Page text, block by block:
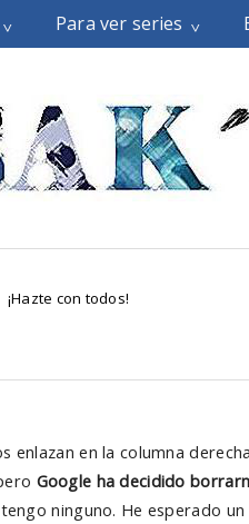
Para ver series
¡Hazte con todos!
enlazan en la columna
Google ha decidido
ninguno. He esperado